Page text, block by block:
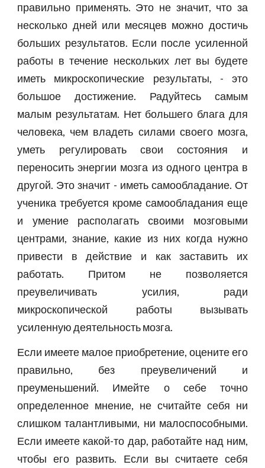
правильно применять. Это не значит, что за
несколько дней или месяцев можно достичь
больших результатов. Если после усиленной
работы в течение нескольких лет вы будете
иметь микроскопические результаты, - это
большое достижение. Радуйтесь самым
малым результатам. Нет большего блага для
человека, чем владеть силами своего мозга,
уметь регулировать свои состояния и
переносить энергии мозга из одного центра в
другой. Это значит - иметь самообладание. От
ученика требуется кроме самообладания еще
и умение располагать своими мозговыми
центрами, знание, какие из них когда нужно
привести в действие и как заставить их
работать. Притом не позволяется
преувеличивать усилия, ради
микроскопической работы вызывать
усиленную деятельность мозга.
Если имеете малое приобретение, оцените его
правильно, без преувеличений и
преуменьшений. Имейте о себе точно
определенное мнение, не считайте себя ни
слишком талантливыми, ни малоспособными.
Если имеете какой-то дар, работайте над ним,
чтобы его развить. Если вы считаете себя